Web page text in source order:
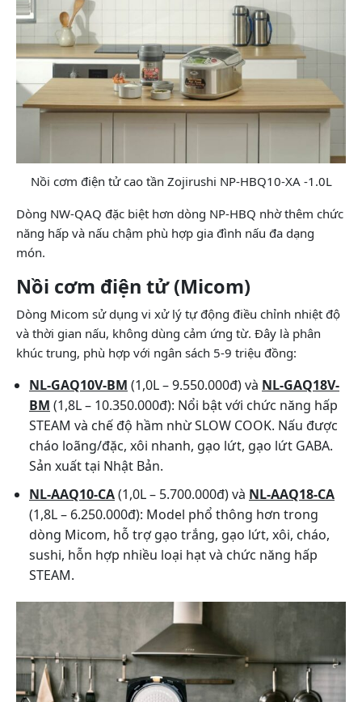
Nồi cơm điện tử cao tần Zojirushi NP-HBQ10-XA -1.0L
Dòng NW-QAQ đặc biệt hơn dòng NP-HBQ nhờ thêm chức
năng hấp và nấu chậm phù hợp gia đình nấu đa dạng
món.
Nồi cơm điện tử (Micom)
Dòng Micom sử dụng vi xử lý tự động điều chỉnh nhiệt độ
và thời gian nấu, không dùng cảm ứng từ. Đây là phân
khúc trung, phù hợp với ngân sách 5-9 triệu đồng:
NL-GAQ10V-BM (1,0L – 9.550.000đ) và NL-GAQ18V-
BM (1,8L – 10.350.000đ): Nổi bật với chức năng hấp
STEAM và chế độ hầm nhừ SLOW COOK. Nấu được
cháo loãng/đặc, xôi nhanh, gạo lứt, gạo lứt GABA.
Sản xuất tại Nhật Bản.
NL-AAQ10-CA(1,0L – 5.700.000đ) và NL-AAQ18-CA
(1,8L – 6.250.000đ): Model phổ thông hơn trong
dòng Micom, hỗ trợ gạo trắng, gạo lứt, xôi, cháo,
sushi, hỗn hợp nhiều loại hạt và chức năng hấp
STEAM.